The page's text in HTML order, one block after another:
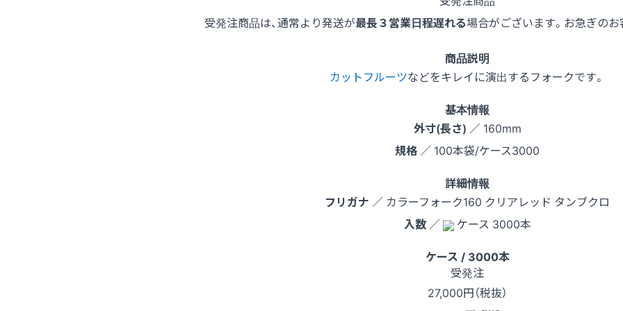
受発注商品は、通常より発送が最長３営業日程遅れる場合がございます。お急ぎの
商品説明
カットフルーツなどをキレイに演出するフォークです。
基本情報
外寸(長さ) ／ 160mm
規格 ／ 100本袋/ケース3000
詳細情報
フリガナ ／ カラーフォーク160 クリアレッド タンブクロ
入数／
ケース 3000本
ケース / 3000本
受発注
27,000円（税抜）